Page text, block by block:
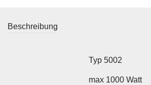
Beschreibung
Typ 5002
max 1000 Watt